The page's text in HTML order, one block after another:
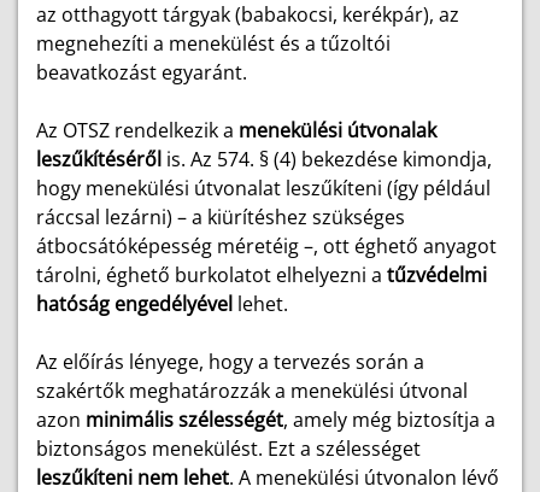
az otthagyott tárgyak (babakocsi, kerékpár), az
megnehezíti a menekülést és a tűzoltói
beavatkozást egyaránt.
Az OTSZ rendelkezik a menekülési útvonalak
leszűkítéséről is. Az 574. § (4) bekezdése kimondja,
hogy menekülési útvonalat leszűkíteni (így például
ráccsal lezárni) – a kiürítéshez szükséges
átbocsátóképesség méretéig –, ott éghető anyagot
tárolni, éghető burkolatot elhelyezni a tűzvédelmi
hatóság engedélyével lehet.
Az előírás lényege, hogy a tervezés során a
szakértők meghatározzák a menekülési útvonal
azon minimális szélességét, amely még biztosítja a
biztonságos menekülést. Ezt a szélességet
leszűkíteni nem lehet. A menekülési útvonalon lévő